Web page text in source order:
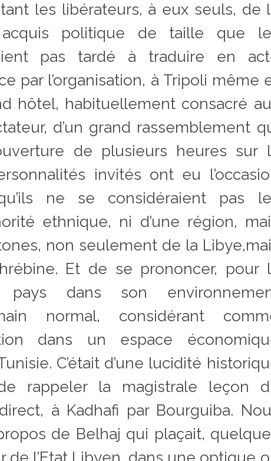
les libérateurs, à eux seuls, de
politique de taille que
pas tardé à traduire en
par l’organisation, à Tripoli même
hôtel, habituellement consacré
d’un grand rassemblement
de plusieurs heures sur
invités ont eu
ne se considéraient pas
ethnique, ni d’une région,
non seulement de la
Et de se prononcer, pour
dans son
normal, considérant
dans un espace
C’était d’une lucidité
rappeler la magistrale leçon
à Kadhafi par Bourguiba.
de Belhaj qui plaçait,
l’Etat Libyen, dans une optique